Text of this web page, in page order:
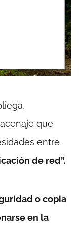
que
entre
de red”.
o copia
en la